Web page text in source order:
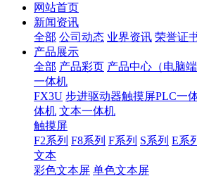
网站首页
新闻资讯
全部 公司动态 业界资讯 荣誉证
产品展示
全部 产品彩页 产品中心（电脑端
一体机
FX3U 步进驱动器触摸屏PLC一
体机 文本一体机
触摸屏
F2系列 F8系列 F系列 S系列 E系
文本
彩色文本屏 单色文本屏